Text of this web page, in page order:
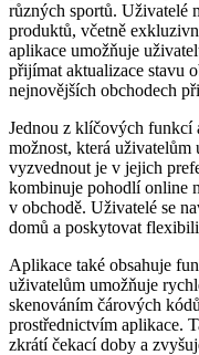
různých sportů. Uživatelé
produktů, včetně
aplikace umožňuje
přijímat aktualizace stavu
nejnovějších obchodech
Jednou z klíčových
možnost, která
vyzvednout je v jejich
kombinuje pohodlí online
v obchodě. Uživatelé se
domů a poskytovat
Aplikace také obsahuje
uživatelům umožňuje
skenováním čárových
prostřednictvím aplikace.
zkrátí čekací doby a